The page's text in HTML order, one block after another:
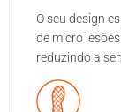
O seu design
de micro
reduzindo a